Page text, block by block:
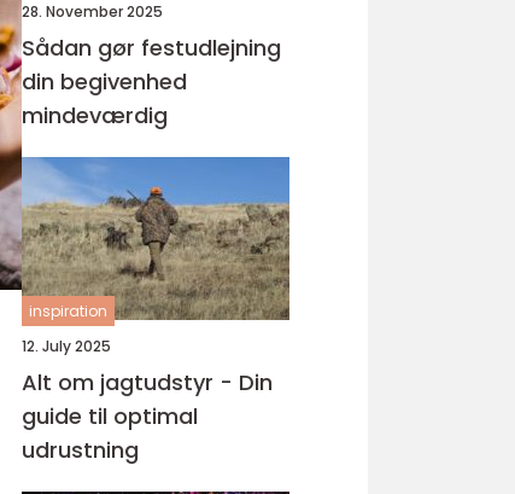
28. November 2025
Sådan gør festudlejning
din begivenhed
mindeværdig
inspiration
12. July 2025
Alt om jagtudstyr - Din
guide til optimal
udrustning